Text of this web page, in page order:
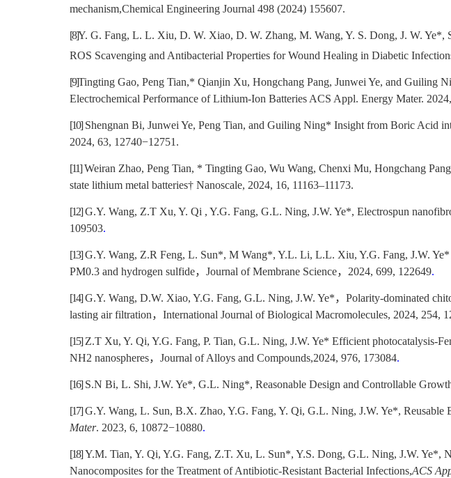
mechanism,Chemical Engineering Journal 498 (2024) 155607.
[8]Y. G. Fang, L. L. Xiu, D. W. Xiao, D. W. Zhang, M. Wang, Y. S. Dong, J. W. Ye*,
ROS Scavenging and Antibacterial Properties for Wound Healing in Diabetic
[9]Tingting Gao, Peng Tian,* Qianjin Xu, Hongchang Pang, Junwei Ye, and Guiling
Electrochemical Performance of Lithium-Ion Batteries ACS Appl. Energy Mater.
[10]Shengnan Bi, Junwei Ye, Peng Tian, and Guiling Ning* Insight from Boric Acid
2024, 63, 12740−12751.
[11]Weiran Zhao, Peng Tian, * Tingting Gao, Wu Wang, Chenxi Mu, Hongchang
state lithium metal batteries† Nanoscale, 2024, 16, 11163–11173.
[12]G.Y. Wang, Z.T Xu, Y. Qi , Y.G. Fang, G.L. Ning, J.W. Ye*, Electrospun
109503.
[13]G.Y. Wang, Z.R Feng, L. Sun*, M Wang*, Y.L. Li, L.L. Xiu, Y.G. Fang, J.W.
PM0.3 and hydrogen sulfide， Journal of Membrane Science， 2024, 699, 122649.
[14]G.Y. Wang, D.W. Xiao, Y.G. Fang, G.L. Ning, J.W. Ye*， Polarity-dominated
lasting air filtration， International Journal of Biological Macromolecules, 2024, 254,
[15]Z.T Xu, Y. Qi, Y.G. Fang, P. Tian, G.L. Ning, J.W. Ye* Efficient photocatalysis-
NH2 nanospheres， Journal of Alloys and Compounds,2024, 976, 173084.
[16]S.N Bi, L. Shi, J.W. Ye*, G.L. Ning*, Reasonable Design and Controllable
[17]G.Y. Wang, L. Sun, B.X. Zhao, Y.G. Fang, Y. Qi, G.L. Ning, J.W. Ye*,
Mater. 2023, 6, 10872−10880.
[18]Y.M. Tian, Y. Qi, Y.G. Fang, Z.T. Xu, L. Sun*, Y.S. Dong, G.L. Ning, J.W. Ye*,
Nanocomposites for the Treatment of Antibiotic-Resistant Bacterial Infections,ACS